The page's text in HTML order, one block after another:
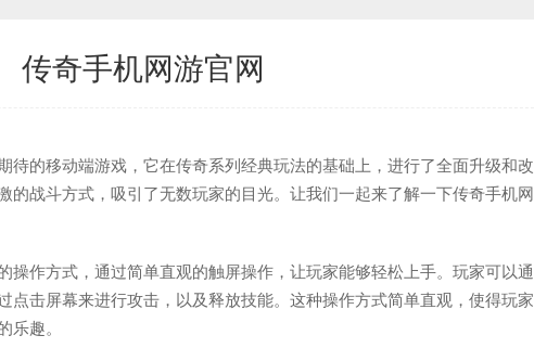
传奇手机网游官网
待的移动端游戏，它在传奇系列经典玩法的基础上，进行了全面升级和改
的战斗方式，吸引了无数玩家的目光。让我们一起来了解一下传奇手机网
操作方式，通过简单直观的触屏操作，让玩家能够轻松上手。玩家可以通
点击屏幕来进行攻击，以及释放技能。这种操作方式简单直观，使得玩家
乐趣。